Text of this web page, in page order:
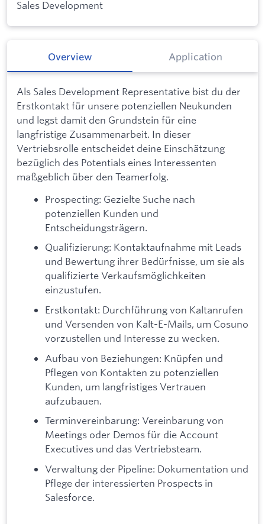
Sales Development
Overview Application
Als Sales Development Representative bist du der
Erstkontakt für unsere potenziellen Neukunden
und legst damit den Grundstein für eine
langfristige Zusammenarbeit. In dieser
Vertriebsrolle entscheidet deine Einschätzung
bezüglich des Potentials eines Interessenten
maßgeblich über den Teamerfolg.
Prospecting: Gezielte Suche nach
potenziellen Kunden und
Entscheidungsträgern.
Qualifizierung: Kontaktaufnahme mit Leads
und Bewertung ihrer Bedürfnisse, um sie als
qualifizierte Verkaufsmöglichkeiten
einzustufen.
Erstkontakt: Durchführung von Kaltanrufen
und Versenden von Kalt-E-Mails, um Cosuno
vorzustellen und Interesse zu wecken.
Aufbau von Beziehungen: Knüpfen und
Pflegen von Kontakten zu potenziellen
Kunden, um langfristiges Vertrauen
aufzubauen.
Terminvereinbarung: Vereinbarung von
Meetings oder Demos für die Account
Executives und das Vertriebsteam.
Verwaltung der Pipeline: Dokumentation und
Pflege der interessierten Prospects in
Salesforce.